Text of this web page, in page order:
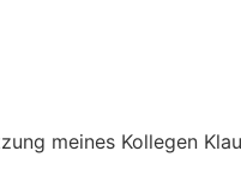
meines Kollegen